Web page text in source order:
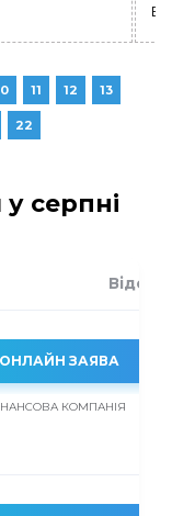
11 12 13
22
серпні
ОНЛАЙН ЗАЯВА
КОМПАНІЯ